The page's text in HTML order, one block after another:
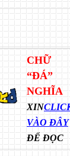
CHỮ
“ĐÁ”
NGHĨA
XIN
VÀO ĐÂY
ĐỂ ĐỌC